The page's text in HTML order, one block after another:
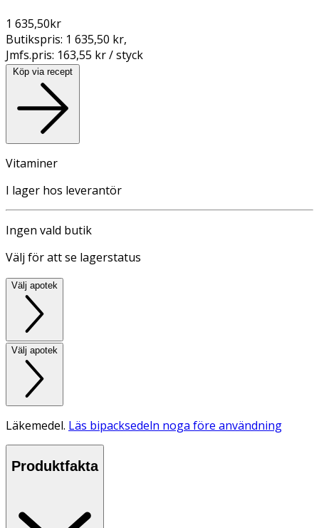
1 635,50kr
Butikspris: 1 635,50 kr,
Jmfs.pris: 163,55 kr / styck
Köp via recept
Vitaminer
I lager hos leverantör
Ingen vald butik
Välj för att se lagerstatus
Välj apotek
Välj apotek
Läkemedel. Läs bipacksedeln noga före användning
Produktfakta